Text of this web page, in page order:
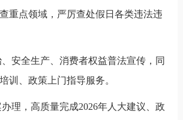
重点领域，严厉查处假日各类违法违
安全生产、消费者权益普法宣传，同
训、政策上门指导服务。
理，高质量完成2026年人大建议、政